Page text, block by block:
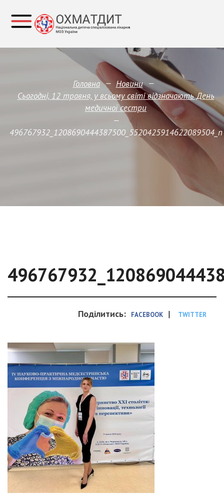
Головна — Новини —
Сьогодні, 12 травня, у всьому світі відзначають День
медичної сестри
—
496767932_1208690444387500_5520425914622089504_n
Поділитись: FACEBOOK | TWITTER